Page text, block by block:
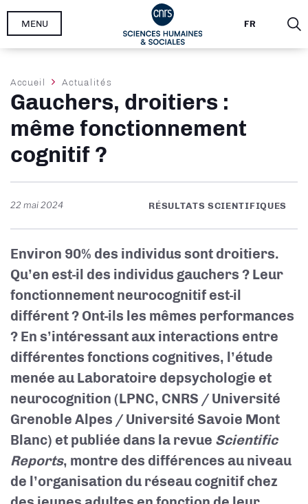
Aller
FR
MENU
Fil
d'Ariane
Accueil Actualités
Gauchers, droitiers :
même fonctionnement
cognitif ?
22 mai 2024 RÉSULTATS SCIENTIFIQUES
Environ 90% des individus sont droitiers.
Qu’en est-il des individus gauchers ? Leur
fonctionnement neurocognitif est-il
différent ? Ont-ils les mêmes performances
? En s’intéressant aux interactions entre
différentes fonctions cognitives, l’étude
menée au Laboratoire depsychologie et
neurocognition (LPNC, CNRS / Université
Grenoble Alpes / Université Savoie Mont
Blanc) et publiée dans la revue Scientific
Reports, montre des différences au niveau
de l’organisation du réseau cognitif chez